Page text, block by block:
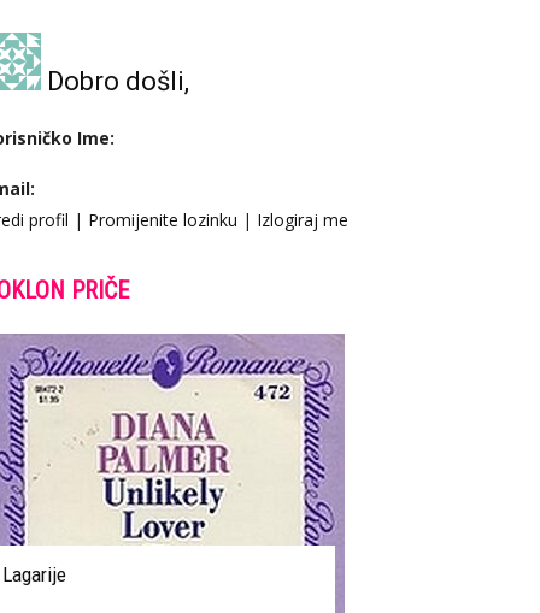
Dobro došli,
Ime:
profil | Promijenite lozinku | Izlogiraj me
PRIČE
Lagarije